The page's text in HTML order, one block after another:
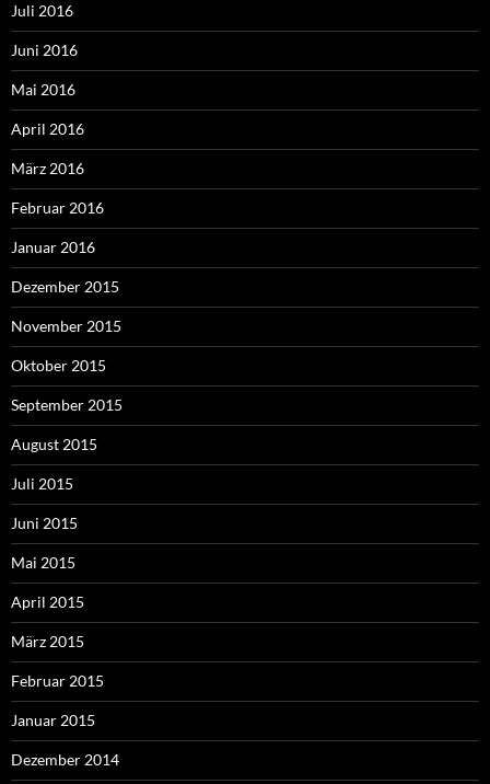
Juli 2016
Juni 2016
Mai 2016
April 2016
März 2016
Februar 2016
Januar 2016
Dezember 2015
November 2015
Oktober 2015
September 2015
August 2015
Juli 2015
Juni 2015
Mai 2015
April 2015
März 2015
Februar 2015
Januar 2015
Dezember 2014